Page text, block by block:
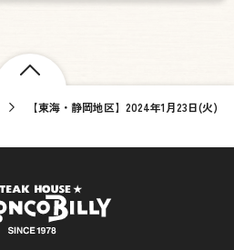
【東海・静岡地区】2024年1月23日(火)